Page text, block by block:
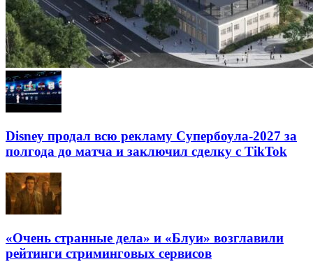
Disney продал всю рекламу Супербоула-2027 за
полгода до матча и заключил сделку с TikTok
«Очень странные дела» и «Блуи» возглавили
рейтинги стриминговых сервисов